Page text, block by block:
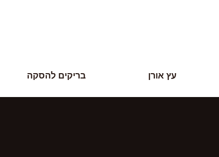
עץ אורן בריקים להסקה